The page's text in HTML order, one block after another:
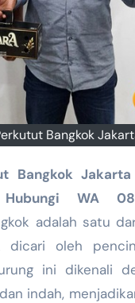
Bangkok
WA
adalah satu
dicari oleh
ini dikenali
indah,